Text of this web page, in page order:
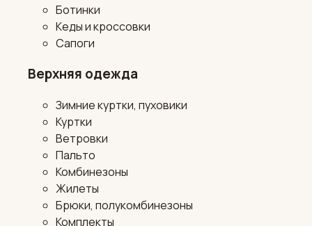
Ботинки
Кеды и кроссовки
Сапоги
Верхняя одежда
Зимние куртки, пуховики
Куртки
Ветровки
Пальто
Комбинезоны
Жилеты
Брюки, полукомбинезоны
Комплекты